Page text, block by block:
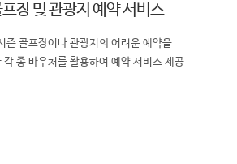
장 및 관광지 예약 서비스
즌 골프장이나 관광지의 어려운 예약을
각 종 바우처를 활용하여 예약 서비스 제공